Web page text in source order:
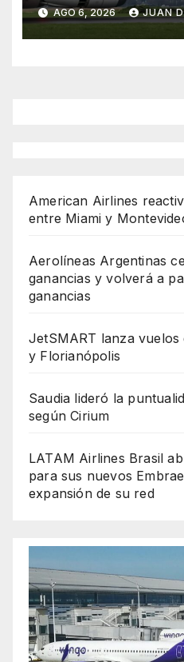
AGO 6, 2026 JUAN
American Airlines
entre Miami y
Aerolíneas Argentinas
ganancias y volverá a
ganancias
JetSMART lanza
y Florianópolis
Saudia lideró la
según Cirium
LATAM Airlines Brasil
para sus nuevos
expansión de su red